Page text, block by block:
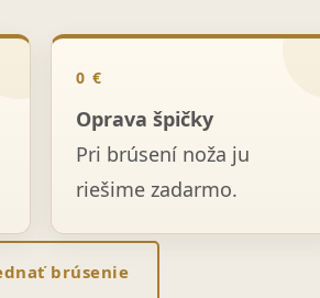
0 €
Oprava špičky
Pri brúsení noža ju
riešime zadarmo.
brúsenie